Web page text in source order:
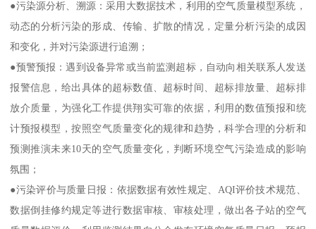
●污染源分析、溯源：采用大数据技术，利用的空气质量模型系统，
动态的分析污染的形成、传输、扩散的情况，定量分析污染的成因
和变化，并对污染源进行追溯；
●预警预报：遇到设备异常或当前监测超标，自动向相关联系人发送
报警信息，给出具体的超标数值、超标时间、超标排放量、超标排
放介质量，为强化工作提供翔实可靠的依据，利用的数值预报和统
计预报模型，按照空气质量变化的规律和趋势，科学合理的分析和
预测推演未来10天的空气质量变化，判断环境空气污染造成的影响
氛围；
●污染评价与质量日报：依据数据有效性规定、AQI评价技术规范、
数据倒挂修约规定等进行数据审核、审核处理，做出各子站的空气